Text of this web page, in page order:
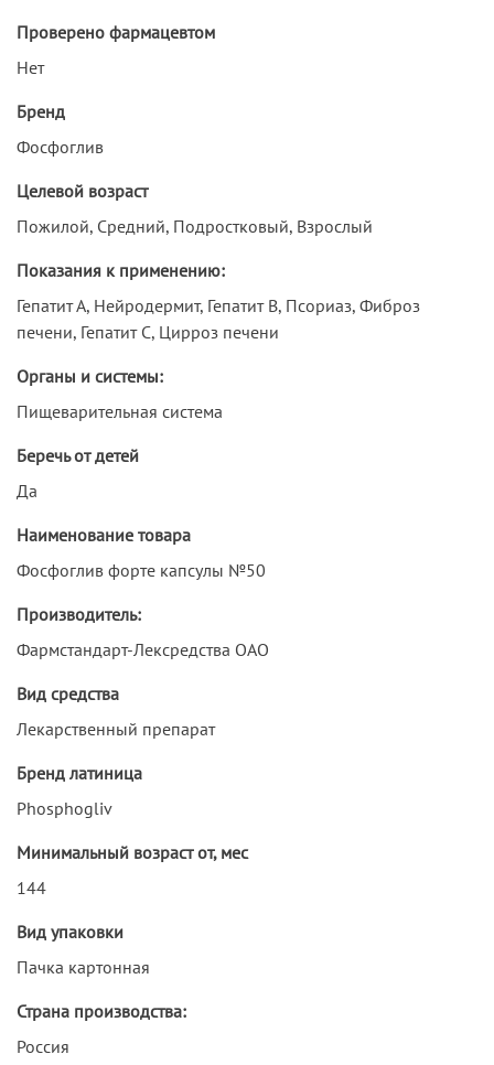
Проверено фармацевтом
Нет
Бренд
Фосфоглив
Целевой возраст
Пожилой, Средний, Подростковый, Взрослый
Показания к применению:
Гепатит А, Нейродермит, Гепатит В, Псориаз, Фиброз
печени, Гепатит С, Цирроз печени
Органы и системы:
Пищеварительная система
Беречь от детей
Да
Наименование товара
Фосфоглив форте капсулы №50
Производитель:
Фармстандарт-Лексредства ОАО
Вид средства
Лекарственный препарат
Бренд латиница
Phosphogliv
Минимальный возраст от, мес
144
Вид упаковки
Пачка картонная
Страна производства:
Россия